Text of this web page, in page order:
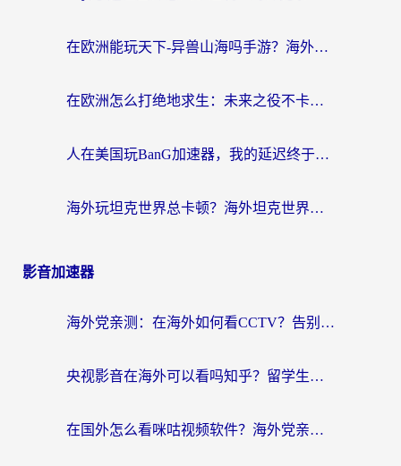
在欧洲能玩天下-异兽山海吗手游？海外玩家的加速器生存指南
在欧洲怎么打绝地求生：未来之役不卡？留学生亲测的加速器避坑指南
人在美国玩BanG加速器，我的延迟终于绿了
海外玩坦克世界总卡顿？海外坦克世界加速器有哪些？实测好用的选择在这里
影音加速器
海外党亲测：在海外如何看CCTV？告别“仅限大陆播放”的实用指南
央视影音在海外可以看吗知乎？留学生亲测：3步解决地域限制+追剧自由
在国外怎么看咪咕视频软件？海外党亲测有效的回国加速方案